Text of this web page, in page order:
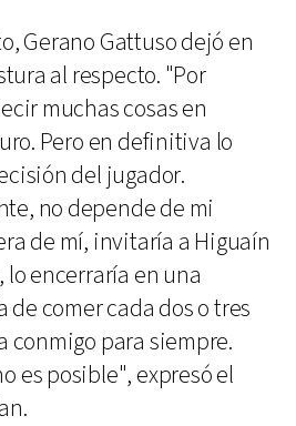
Gerano Gattuso dejó en
al respecto. "Por
muchas cosas en
Pero en definitiva lo
del jugador.
no depende de mi
de mí, invitaría a Higuaín
lo encerraría en una
comer cada dos o tres
conmigo para siempre.
es posible", expresó el